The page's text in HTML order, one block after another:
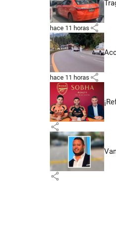
hace 11 horas share
hace 11 horas share
share
share